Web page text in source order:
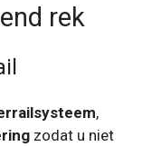
rek
,
zodat u niet